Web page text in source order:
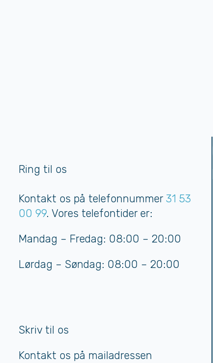
Ring til os
Kontakt os på telefonnummer31 53
00 99. Vores telefontider er:
Mandag – Fredag: 08:00 – 20:00
Lørdag – Søndag: 08:00 – 20:00
Skriv til os
Kontakt os på mailadressen